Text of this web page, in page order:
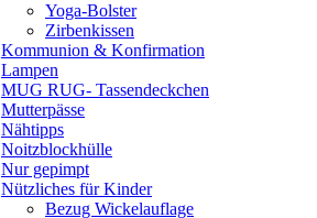
Yoga-Bolster
Zirbenkissen
Kommunion & Konfirmation
Lampen
MUG RUG- Tassendeckchen
Mutterpässe
Nähtipps
Noitzblockhülle
Nur gepimpt
Nützliches für Kinder
Bezug Wickelauflage